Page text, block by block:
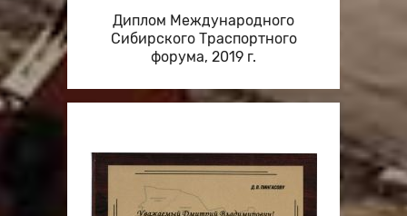
Диплом Международного
Сибирского Траспортного
форума, 2019 г.